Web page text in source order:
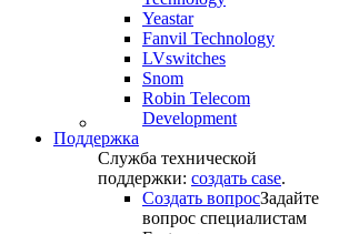
Yeastar
Fanvil Technology
LVswitches
Snom
Robin Telecom
Development
Поддержка
Служба технической
поддержки: создать case.
Создать вопросЗадайте
вопрос специалистам